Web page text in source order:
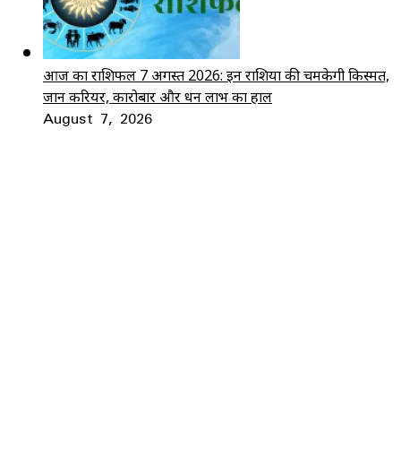
आज का राशिफल 7 अगस्त 2026: इन राशियों की चमकेगी किस्मत,
जानें करियर, कारोबार और धन लाभ का हाल
August 7, 2026